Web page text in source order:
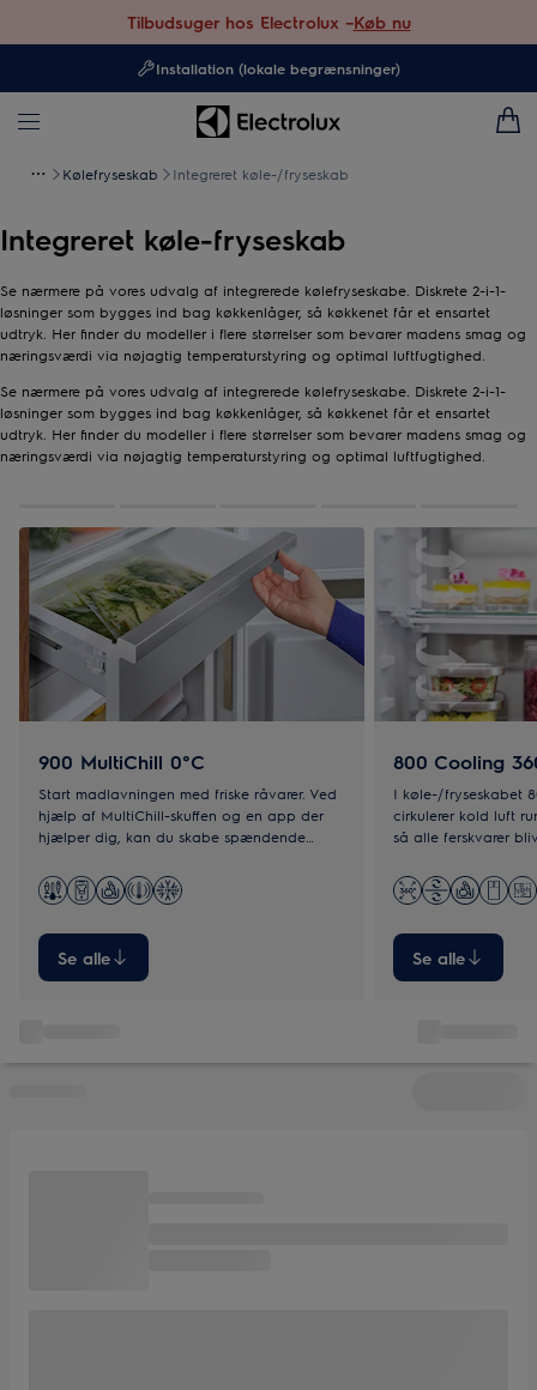
Tilbudsuger hos Electrolux –Køb nu
Installation (lokale begrænsninger)
Kølefryseskab Integreret køle-/fryseskab
Integreret køle-fryseskab
Se nærmere på vores udvalg af integrerede kølefryseskabe. Diskrete 2-i-1-
løsninger som bygges ind bag køkkenlåger, så køkkenet får et ensartet
udtryk. Her finder du modeller i flere størrelser som bevarer madens smag og
næringsværdi via nøjagtig temperaturstyring og optimal luftfugtighed.
Se nærmere på vores udvalg af integrerede kølefryseskabe. Diskrete 2-i-1-
løsninger som bygges ind bag køkkenlåger, så køkkenet får et ensartet
udtryk. Her finder du modeller i flere størrelser som bevarer madens smag og
næringsværdi via nøjagtig temperaturstyring og optimal luftfugtighed.
900 MultiChill 0°C
Start madlavningen med friske råvarer. Ved
hjælp af MultiChill-skuffen og en app der
hjælper dig, kan du skabe spændende
Se alle
800 Cooling
I køle-/fryseskabet
cirkulerer kold luft
så alle ferskvarer
Se alle